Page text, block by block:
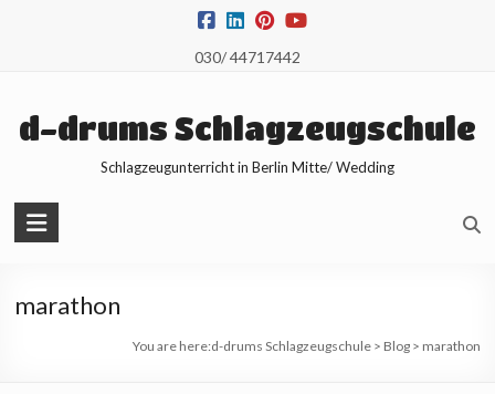
030/ 44717442
d-drums Schlagzeugschule
Schlagzeugunterricht in Berlin Mitte/ Wedding
marathon
You are here:d-drums Schlagzeugschule> Blog> marathon